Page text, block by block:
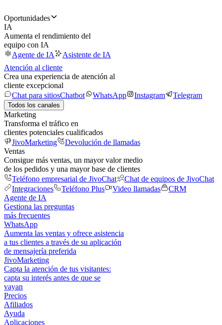
Oportunidades
IA
Aumenta el rendimiento del
equipo con IA
Agente de IA
Asistente de IA
Atención al cliente
Crea una experiencia de atención al
cliente excepcional
Chat para sitiosChatbot WhatsApp Instagram Telegram
Todos los canales
Marketing
Transforma el tráfico en
clientes potenciales cualificados
JivoMarketing
Devolución de llamadas
Ventas
Consigue más ventas, un mayor valor medio
de los pedidos y una mayor base de clientes
Teléfono empresarial de JivoChat
Chat de equipos de JivoChat
Integraciones
Teléfono Plus Video llamadas
CRM
Agente de IA
Gestiona las preguntas
más frecuentes
WhatsApp
Aumenta las ventas y ofrece asistencia
a tus clientes a través de su aplicación
de mensajería preferida
JivoMarketing
Capta la atención de tus visitantes:
capta su interés antes de que se
vayan
Precios
Afiliados
Ayuda
Aplicaciones